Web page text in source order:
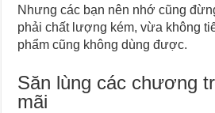
Nhưng các bạn nên nhớ cũng
phải chất lượng kém, vừa không
phẩm cũng không dùng được.
Săn lùng các chương
mãi